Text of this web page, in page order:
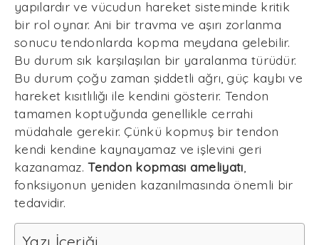
yapılardır ve vücudun hareket sisteminde kritik
bir rol oynar. Ani bir travma ve aşırı zorlanma
sonucu tendonlarda kopma meydana gelebilir.
Bu durum sık karşılaşılan bir yaralanma türüdür.
Bu durum çoğu zaman şiddetli ağrı, güç kaybı ve
hareket kısıtlılığı ile kendini gösterir. Tendon
tamamen koptuğunda genellikle cerrahi
müdahale gerekir. Çünkü kopmuş bir tendon
kendi kendine kaynayamaz ve işlevini geri
kazanamaz.Tendon kopması ameliyatı
fonksiyonun yeniden kazanılmasında önemli bir
tedavidir.